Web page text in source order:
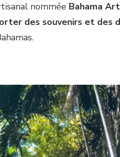
nommée Bahama
des souvenirs et des